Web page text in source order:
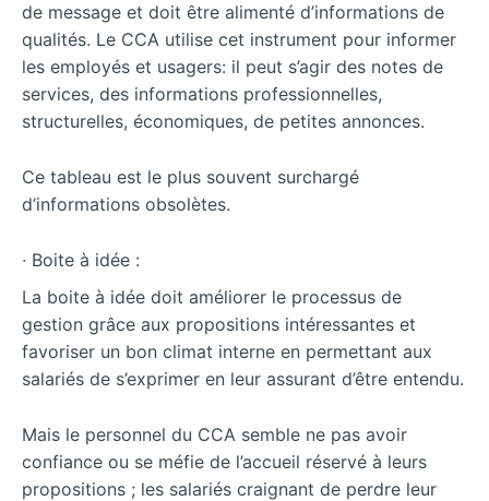
de message et doit être alimenté d’informations de
qualités. Le CCA utilise cet instrument pour informer
les employés et usagers: il peut s’agir des notes de
services, des informations professionnelles,
structurelles, économiques, de petites annonces.
Ce tableau est le plus souvent surchargé
d’informations obsolètes.
∙ Boite à idée :
La boite à idée doit améliorer le processus de
gestion grâce aux propositions intéressantes et
favoriser un bon climat interne en permettant aux
salariés de s’exprimer en leur assurant d’être entendu.
Mais le personnel du CCA semble ne pas avoir
confiance ou se méfie de l’accueil réservé à leurs
propositions ; les salariés craignant de perdre leur